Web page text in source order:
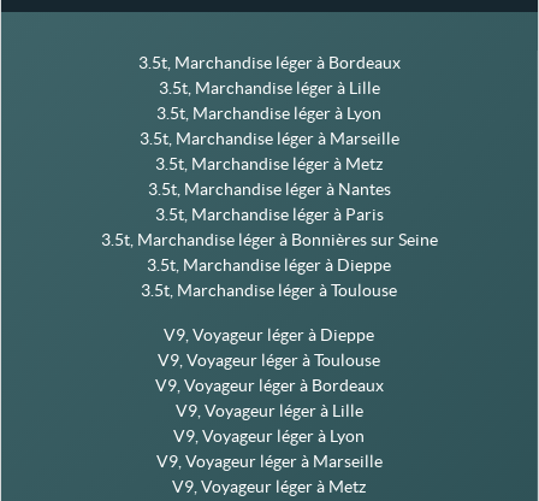
3.5t, Marchandise léger à Bordeaux
3.5t, Marchandise léger à Lille
3.5t, Marchandise léger à Lyon
3.5t, Marchandise léger à Marseille
3.5t, Marchandise léger à Metz
3.5t, Marchandise léger à Nantes
3.5t, Marchandise léger à Paris
3.5t, Marchandise léger à Bonnières sur Seine
3.5t, Marchandise léger à Dieppe
3.5t, Marchandise léger à Toulouse
V9, Voyageur léger à Dieppe
V9, Voyageur léger à Toulouse
V9, Voyageur léger à Bordeaux
V9, Voyageur léger à Lille
V9, Voyageur léger à Lyon
V9, Voyageur léger à Marseille
V9, Voyageur léger à Metz